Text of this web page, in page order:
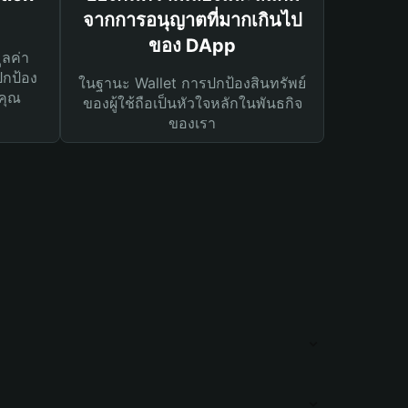
ค่า
ป้อง
ณ
จากการอนุญาตที่มากเกินไป
ของ DApp
ในฐานะ Wallet การปกป้องสินทรัพย์
ของผู้ใช้ถือเป็นหัวใจหลักในพันธกิจ
ของเรา